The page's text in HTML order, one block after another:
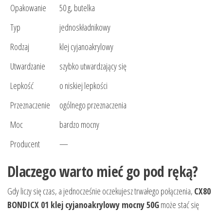
Opakowanie
50 g, butelka
Typ
jednoskładnikowy
Rodzaj
klej cyjanoakrylowy
Utwardzanie
szybko utwardzający się
Lepkość
o niskiej lepkości
Przeznaczenie
ogólnego przeznaczenia
Moc
bardzo mocny
Producent
—
Dlaczego warto mieć go pod ręką?
Gdy liczy się czas, a jednocześnie oczekujesz trwałego połączenia, CX80
BONDICX 01 klej cyjanoakrylowy mocny 50Gmoże stać się